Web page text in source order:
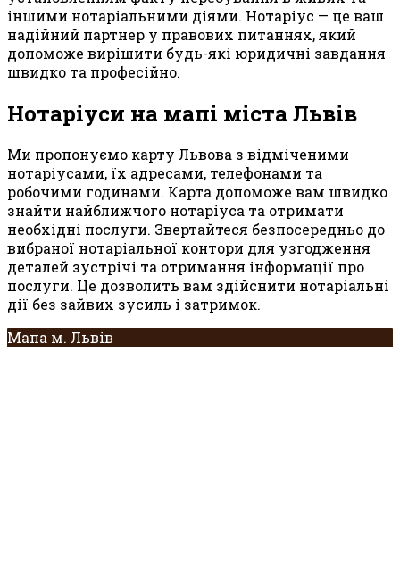
іншими нотаріальними діями. Нотаріус — це ваш
надійний партнер у правових питаннях, який
допоможе вирішити будь-які юридичні завдання
швидко та професійно.
Нотаріуси на мапі міста Львів
Ми пропонуємо карту Львова з відміченими
нотаріусами, їх адресами, телефонами та
робочими годинами. Карта допоможе вам швидко
знайти найближчого нотаріуса та отримати
необхідні послуги. Звертайтеся безпосередньо до
вибраної нотаріальної контори для узгодження
деталей зустрічі та отримання інформації про
послуги. Це дозволить вам здійснити нотаріальні
дії без зайвих зусиль і затримок.
Мапа м. Львів